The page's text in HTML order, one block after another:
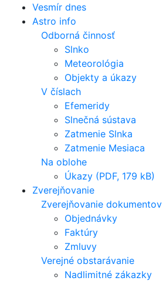
Vesmír dnes
Astro info
Odborná činnosť
Slnko
Meteorológia
Objekty a úkazy
V číslach
Efemeridy
Slnečná sústava
Zatmenie Slnka
Zatmenie Mesiaca
Na oblohe
Úkazy (PDF, 179 kB)
Zverejňovanie
Zverejňovanie dokumentov
Objednávky
Faktúry
Zmluvy
Verejné obstarávanie
Nadlimitné zákazky